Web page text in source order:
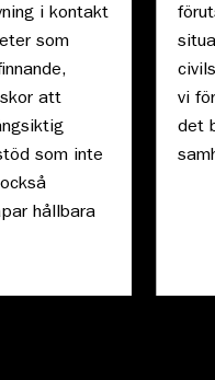
i kontakt
som
att
som inte
hållbara
vi
det